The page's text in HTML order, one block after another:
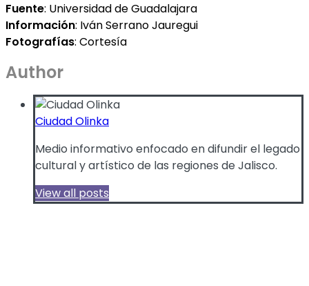
Fuente: Universidad de Guadalajara
Información: Iván Serrano Jauregui
Fotografías: Cortesía
Author
Ciudad Olinka
Medio informativo enfocado en difundir el legado
cultural y artístico de las regiones de Jalisco.
View all posts